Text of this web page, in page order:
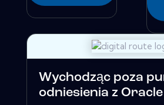
Wychodząc poza
odniesienia z Oracle